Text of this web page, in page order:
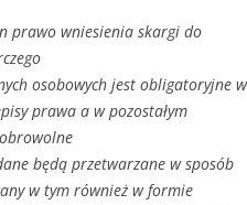
prawo wniesienia skargi do
osobowych jest obligatoryjne w
prawa a w pozostałym
będą przetwarzane w sposób
w tym również w formie